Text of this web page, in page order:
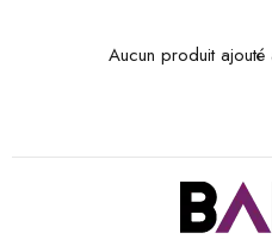
Aucun produit